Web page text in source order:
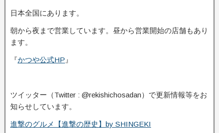
日本全国にあります。
朝から夜まで営業しています。昼から営業開始の店舗もあり
ます。
『かつや公式HP 』
ツイッター（Twitter : @rekishichosadan）で更新情報等をお
知らせしています。
進撃のグルメ【進撃の歴史】by SHINGEKI